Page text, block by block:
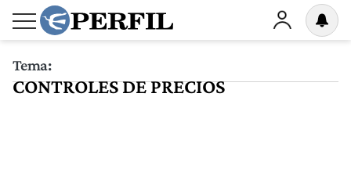
Tema:
CONTROLES DE PRECIOS